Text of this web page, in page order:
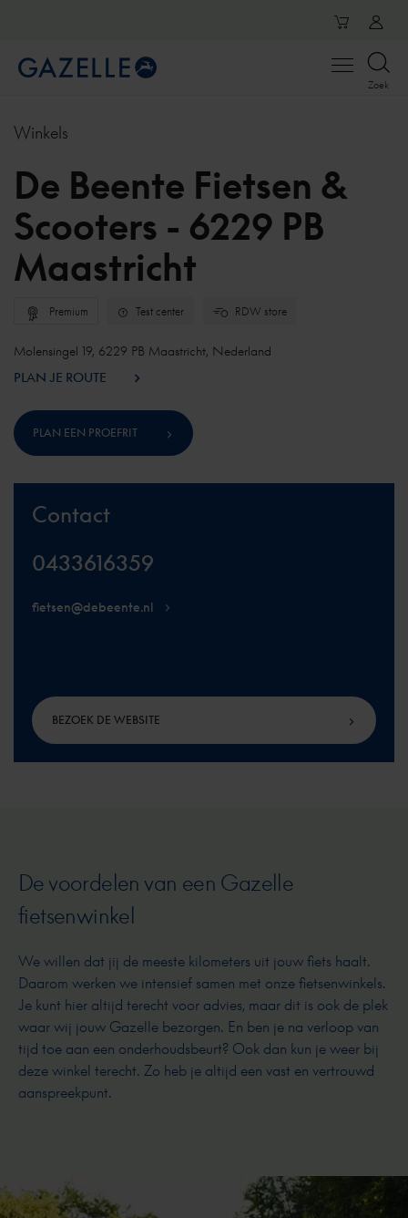
Open
Zoek
Winkels
De Beente Fietsen &
Scooters - 6229 PB
Maastricht
Premium Test center RDW store
Molensingel 19, 6229 PB Maastricht, Nederland
PLAN JE ROUTE
PLAN EEN PROEFRIT
Contact
0433616359
fietsen@debeente.nl
BEZOEK DE WEBSITE
De voordelen van een Gazelle
fietsenwinkel
We willen dat jij de meeste kilometers uit jouw fiets haalt.
Daarom werken we intensief samen met onze fietsenwinkels.
Je kunt hier altijd terecht voor advies, maar dit is ook de plek
waar wij jouw Gazelle bezorgen. En ben je na verloop van
tijd toe aan een onderhoudsbeurt? Ook dan kun je weer bij
deze winkel terecht. Zo heb je altijd een vast en vertrouwd
aanspreekpunt.